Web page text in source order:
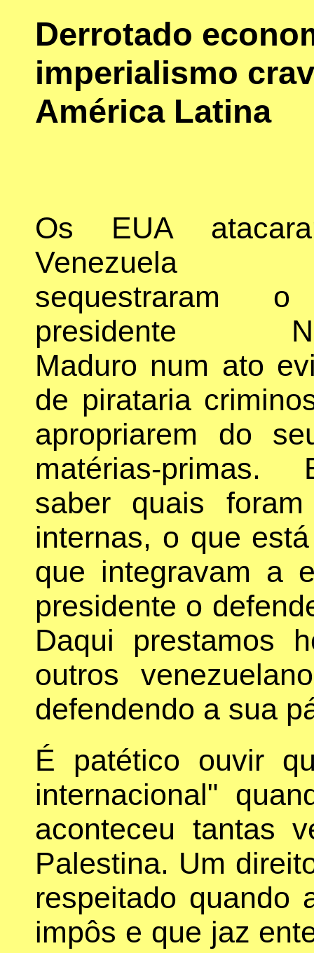
Derrotado
imperialismo
América Latina
Os EUA
sequestraram
presidente
Maduro num ato
de pirataria
apropriarem do
matérias-primas.
saber quais
internas, o que
que integravam a
presidente o
Daqui prestamos
outros
defendendo a sua
É patético ouvir
internacional"
aconteceu tantas
Palestina. Um
respeitado quando
impôs e que jaz